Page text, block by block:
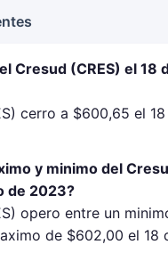
Cresud (CRES) el 18
cerro a $600,65 el
y minimo del
de 2023?
opero entre un
de $602,00 el 18